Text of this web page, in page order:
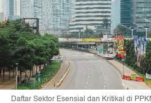
Daftar Sektor Esensial dan Kritikal di